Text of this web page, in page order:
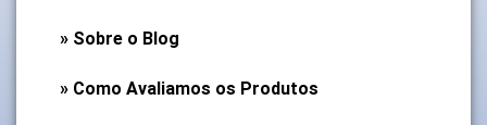
» Sobre o Blog
» Como Avaliamos os Produtos